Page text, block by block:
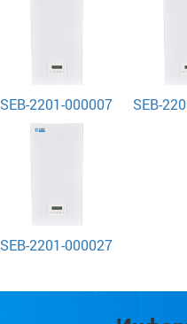
SEB-2201-000007 SEB-
SEB-2201-000027